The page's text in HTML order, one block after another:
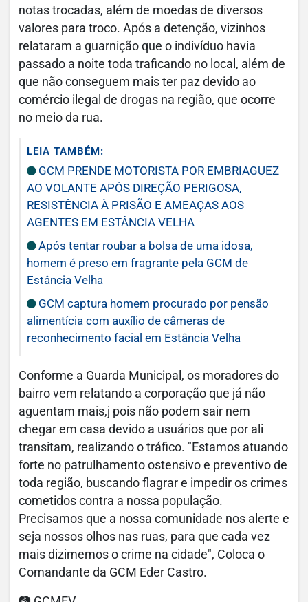
notas trocadas, além de moedas de diversos
valores para troco. Após a detenção, vizinhos
relataram a guarnição que o indivíduo havia
passado a noite toda traficando no local, além de
que não conseguem mais ter paz devido ao
comércio ilegal de drogas na região, que ocorre
no meio da rua.
LEIA TAMBÉM:
GCM PRENDE MOTORISTA POR EMBRIAGUEZ
AO VOLANTE APÓS DIREÇÃO PERIGOSA,
RESISTÊNCIA À PRISÃO E AMEAÇAS AOS
AGENTES EM ESTÂNCIA VELHA
Após tentar roubar a bolsa de uma idosa,
homem é preso em fragrante pela GCM de
Estância Velha
GCM captura homem procurado por pensão
alimentícia com auxílio de câmeras de
reconhecimento facial em Estância Velha
Conforme a Guarda Municipal, os moradores do
bairro vem relatando a corporação que já não
aguentam mais,j pois não podem sair nem
chegar em casa devido a usuários que por ali
transitam, realizando o tráfico. "Estamos atuando
forte no patrulhamento ostensivo e preventivo de
toda região, buscando flagrar e impedir os crimes
cometidos contra a nossa população.
Precisamos que a nossa comunidade nos alerte e
seja nossos olhos nas ruas, para que cada vez
mais dizimemos o crime na cidade", Coloca o
Comandante da GCM Eder Castro.